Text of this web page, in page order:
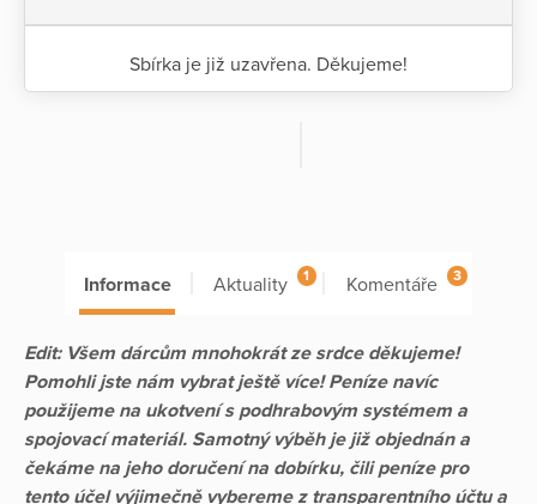
Sbírka je již uzavřena. Děkujeme!
Informace Aktuality 1 Komentáře 3
Edit: Všem dárcům mnohokrát ze srdce děkujeme!
Pomohli jste nám vybrat ještě více! Peníze navíc
použijeme na ukotvení s podhrabovým systémem a
spojovací materiál. Samotný výběh je již objednán a
čekáme na jeho doručení na dobírku, čili peníze pro
tento účel výjimečně vybereme z transparentního účtu a